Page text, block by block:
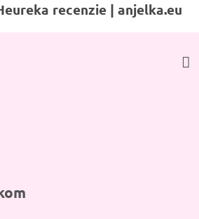
recenzie | anjelka.eu